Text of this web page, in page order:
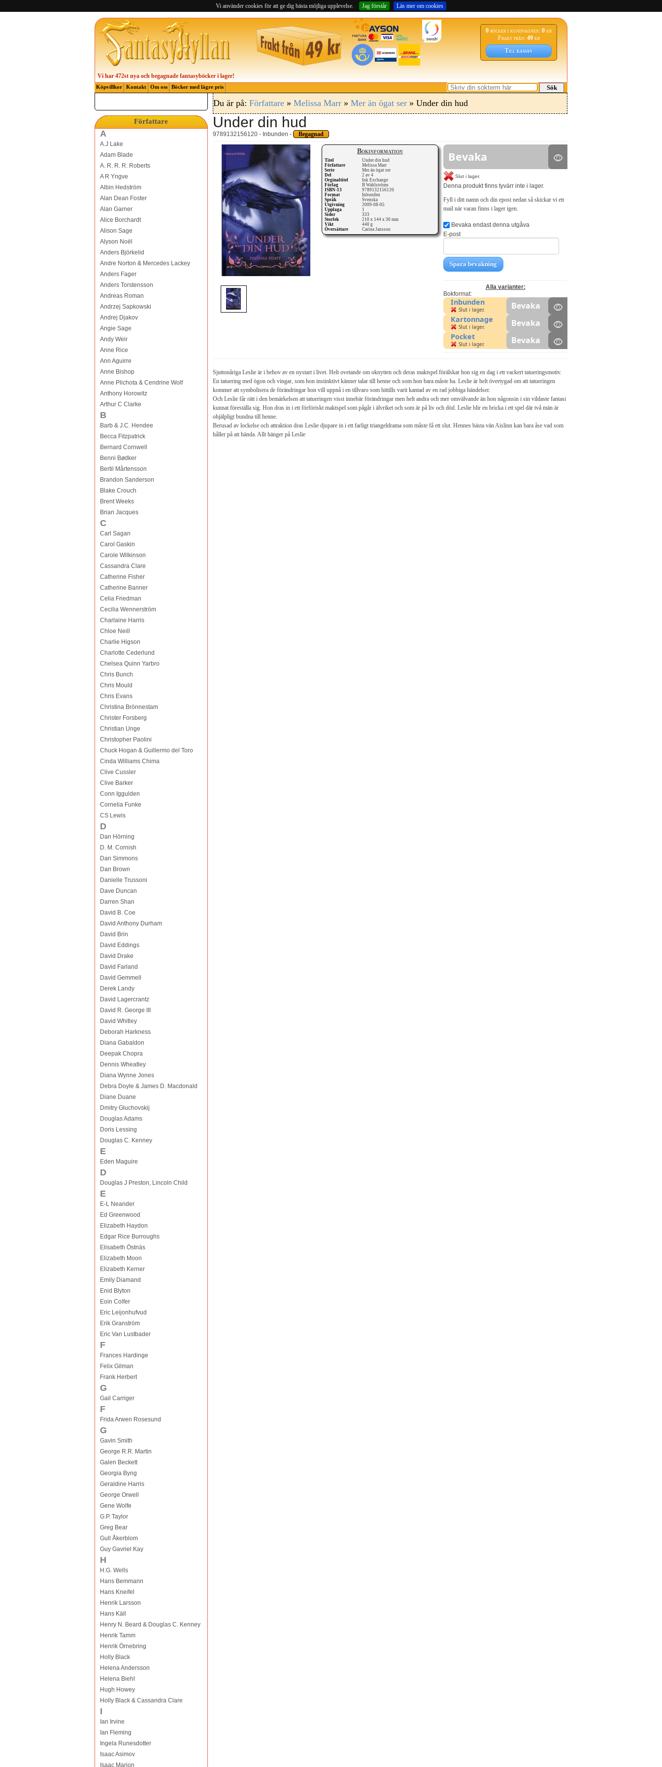
Vi använder cookies för att ge dig bästa möjliga upplevelse. Jag förstår Läs mer om cookies
0 böcker i kundvagnen:0kr
Frakt från: 49kr
Till kassan
Vi har 472st nya och begagnade fantasyböcker i lager!
Köpvillkor Kontakt Om oss Böcker med lägre pris Sök
Författare
A
A.J Lake
Adam Blade
A. R. R. R. Roberts
A R Yngve
Albin Hedström
Alan Dean Foster
Alan Garner
Alice Borchardt
Alison Sage
Alyson Noël
Anders Björkelid
Andre Norton & Mercedes Lackey
Anders Fager
Anders Torstensson
Andreas Roman
Andrzej Sapkowski
Andrej Djakov
Angie Sage
Andy Weir
Anne Rice
Ann Aguirre
Anne Bishop
Anne Plichota & Cendrine Wolf
Anthony Horowitz
Arthur C Clarke
B
Barb & J.C. Hendee
Becca Fitzpatrick
Bernard Cornwell
Benni Bødker
Bertil Mårtensson
Brandon Sanderson
Blake Crouch
Brent Weeks
Brian Jacques
C
Carl Sagan
Carol Gaskin
Carole Wilkinson
Cassandra Clare
Catherine Fisher
Catherine Banner
Celia Friedman
Cecilia Wennerström
Charlaine Harris
Chloe Neill
Charlie Higson
Charlotte Cederlund
Chelsea Quinn Yarbro
Chris Bunch
Chris Mould
Chris Evans
Christina Brönnestam
Christer Forsberg
Christian Unge
Christopher Paolini
Chuck Hogan & Guillermo del Toro
Cinda Williams Chima
Clive Cussler
Clive Barker
Conn Iggulden
Cornelia Funke
CS Lewis
D
Dan Hörning
D. M. Cornish
Dan Simmons
Dan Brown
Danielle Trussoni
Dave Duncan
Darren Shan
David B. Coe
David Anthony Durham
David Brin
David Eddings
David Drake
David Farland
David Gemmell
Derek Landy
David Lagercrantz
David R. George III
David Whitley
Deborah Harkness
Diana Gabaldon
Deepak Chopra
Dennis Wheatley
Diana Wynne Jones
Debra Doyle & James D. Macdonald
Diane Duane
Dmitry Gluchovskij
Douglas Adams
Doris Lessing
Douglas C. Kenney
E
Eden Maguire
D
Douglas J Preston, Lincoln Child
E
E-L Neander
Ed Greenwood
Elizabeth Haydon
Edgar Rice Burroughs
Elisabeth Östnäs
Elizabeth Moon
Elizabeth Kerner
Emily Diamand
Enid Blyton
Eoin Colfer
Eric Leijonhufvud
Erik Granström
Eric Van Lustbader
F
Frances Hardinge
Felix Gilman
Frank Herbert
G
Gail Carriger
F
Frida Arwen Rosesund
G
Gavin Smith
George R.R. Martin
Galen Beckett
Georgia Byng
Geraldine Harris
George Orwell
Gene Wolfe
G.P. Taylor
Greg Bear
Gull Åkerblom
Guy Gavriel Kay
H
H.G. Wells
Hans Bemmann
Hans Kneifel
Henrik Larsson
Hans Käll
Henry N. Beard & Douglas C. Kenney
Henrik Tamm
Henrik Örnebring
Holly Black
Helena Andersson
Helena Biehl
Hugh Howey
Holly Black & Cassandra Clare
I
Ian Irvine
Ian Fleming
Ingela Runesdotter
Isaac Asimov
Isaac Marion
Du är på: Författare» Melissa Marr» Mer än ögat ser» Under din hud
Under din hud
9789132156120 - Inbunden - Begagnad
Bokinformation
Titel
Under din hud
Författare
Melissa Marr
Serie
Mer än ögat ser
Del
2 av 4
Orginaltitel
Ink Exchange
Förlag
B Wahlströms
ISBN-13
9789132156120
Format
Inbunden
Språk
Svenska
Utgivning
2009-08-05
Upplaga
1
Sidor
333
Storlek
210 x 144 x 30 mm
Vikt
440 g
Översättare
Carina Jansson
Bevaka
Slut i lager.
Denna produkt finns tyvärr inte i lager.
Fyll i ditt namn och din epost nedan så skickar vi ett
mail när varan finns i lager igen.
Bevaka endast denna utgåva
E-post
Spara bevakning
Alla varianter:
Bokformat:
Inbunden
Slut i lager. Bevaka
Kartonnage
Slut i lager. Bevaka
Pocket
Slut i lager. Bevaka
Sjuttonåriga Leslie är i behov av en nystart i livet. Helt ovetande om oknytten och deras maktspel förälskar hon sig en dag i ett vackert tatueringsmotiv.
En tatuering med ögon och vingar, som hon instinktivt känner talar till henne och som hon bara måste ha. Leslie är helt övertygad om att tatueringen
kommer att symbolisera de förändringar hon vill uppnå i en tillvaro som hittills varit kantad av en rad jobbiga händelser.
Och Leslie får rätt i den bemärkelsen att tatueringen visst innebär förändringar men helt andra och mer omvälvande än hon någonsin i sin vildaste fantasi
kunnat föreställa sig. Hon dras in i ett förföriskt maktspel som pågår i älvriket och som är på liv och död. Leslie blir en bricka i ett spel där två män är
ohjälpligt bundna till henne.
Berusad av lockelse och attraktion dras Leslie djupare in i ett farligt triangeldrama som måste få ett slut. Hennes bästa vän Aislinn kan bara åse vad som
håller på att hända. Allt hänger på Leslie